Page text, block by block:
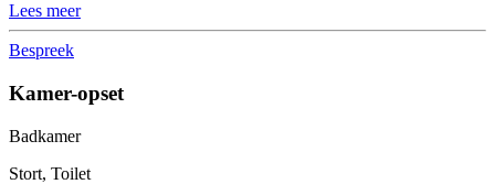
Lees meer
Bespreek
Kamer-opset
Badkamer
Stort, Toilet